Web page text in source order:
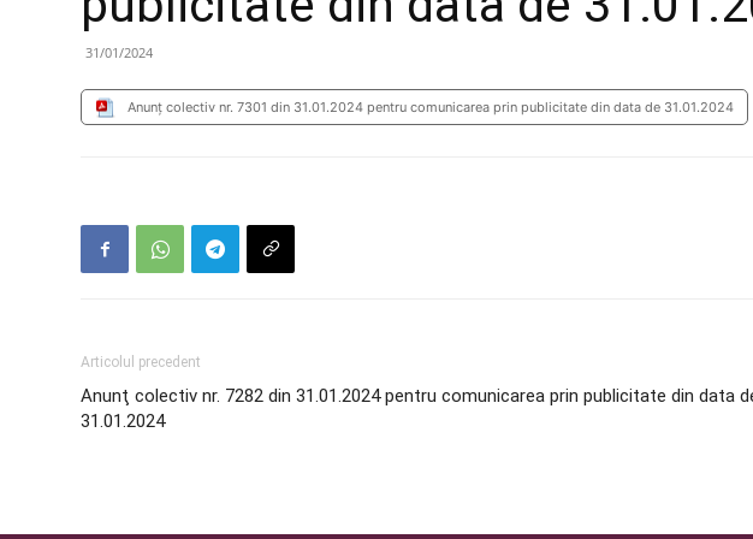
31/01/2024
Anunţ colectiv nr. 7301 din 31.01.2024 pentru comunicarea prin publicitate din data de 31.01.2024
Articolul precedent
Anunţ colectiv nr. 7282 din 31.01.2024 pentru comunicarea prin publicitate din data
31.01.2024